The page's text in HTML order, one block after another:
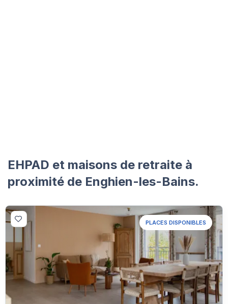
EHPAD et maisons de retraite à
proximité de Enghien-les-Bains.
PLACES DISPONIBLES